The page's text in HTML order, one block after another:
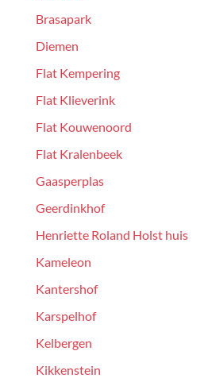
Brasapark
Diemen
Flat Kempering
Flat Klieverink
Flat Kouwenoord
Flat Kralenbeek
Gaasperplas
Geerdinkhof
Henriette Roland Holst huis
Kameleon
Kantershof
Karspelhof
Kelbergen
Kikkenstein